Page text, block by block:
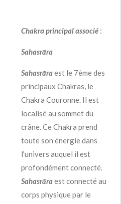
Chakra principal associé :
Sahasrāra
Sahasrāraest le 7ème des
principaux Chakras, le
Chakra Couronne. Il est
localisé au sommet du
crâne. Ce Chakra prend
toute son énergie dans
l'univers auquel il est
profondément connecté.
Sahasrāraest connecté au
corps physique par le